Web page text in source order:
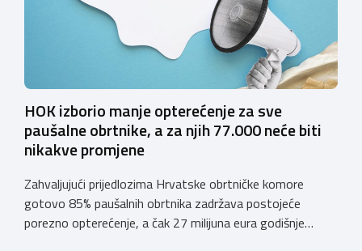
HOK izborio manje opterećenje za sve
paušalne obrtnike, a za njih 77.000 neće biti
nikakve promjene
Zahvaljujući prijedlozima Hrvatske obrtničke komore
gotovo 85% paušalnih obrtnika zadržava postojeće
porezno opterećenje, a čak 27 milijuna eura godišnje